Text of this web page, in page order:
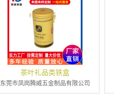
茶叶礼品类铁盒
东莞市凤岗腾威五金制品有限公司